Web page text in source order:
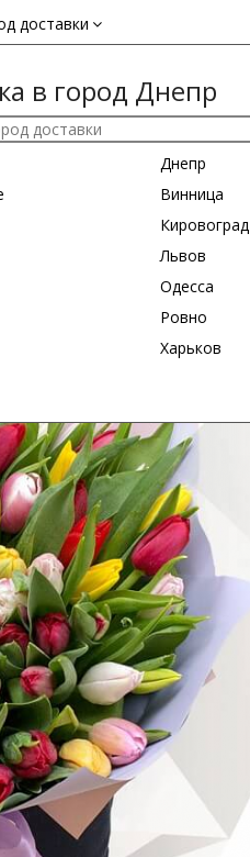
доставки
в город Днепр
Днепр
Винница
Кировоград
Львов
Одесса
Ровно
Харьков
60 см